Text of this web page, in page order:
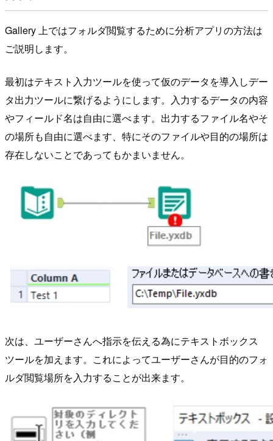
Gallery 上ではフォルダ閲覧するために分析アプリの方法は
ご説明します。
最初はテキスト入力ツールを使って仮のデータを導入しデー
タ出力ツールに繋げるようにします。入力するデータの内容
やフィールド名は自由に選べます。出力するファイル名やそ
の場所も自由に選べます、特にそのファイルや目的の場所は
存在しないことであってもかまいません。
次は、ユーザーさんへ指示を伝える為にテキストボックス
ツールを加えます。これによってユーザーさんが目的のフォ
ルダ閲覧場所を入力することが出来ます。